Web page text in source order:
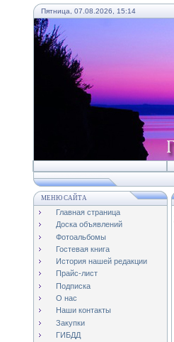
Пятница, 07.08.2026, 15:14
МЕНЮ САЙТА
Главная страница
Доска объявлений
Фотоальбомы
Гостевая книга
История нашей редакции
Прайс-лист
Подписка
О нас
Наши контакты
Закупки
ГИБДД